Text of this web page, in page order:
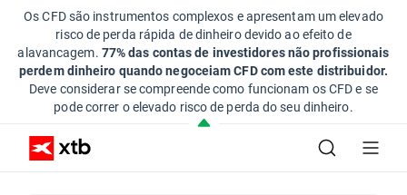
Os CFD são instrumentos complexos e apresentam um elevado
risco de perda rápida de dinheiro devido ao efeito de
alavancagem. 77% das contas de investidores não profissionais
perdem dinheiro quando negoceiam CFD com este distribuidor.
Deve considerar se compreende como funcionam os CFD e se
pode correr o elevado risco de perda do seu dinheiro.